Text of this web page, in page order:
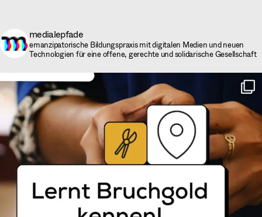
medialepfade
emanzipatorische Bildungspraxis mit digitalen Medien und neuen
Technologien für eine offene, gerechte und solidarische Gesellschaft